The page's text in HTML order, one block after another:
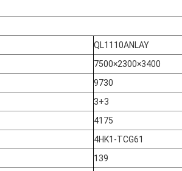
QL1110ANLAY
7500×2300×3400
9730
3+3
4175
4HK1-TCG61
139